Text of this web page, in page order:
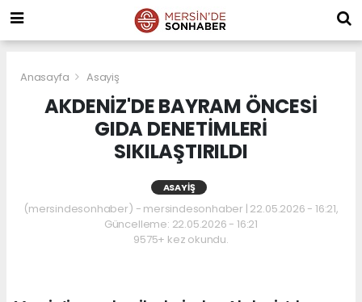
Anasayfa Asayiş
AKDENİZ'DE BAYRAM ÖNCESİ
GIDA DENETİMLERİ
SIKILAŞTIRILDI
ASAYIŞ
(mersindesonhaber) - mersindesonhaber | 22.05.2026 - 16:21,
Güncelleme: 22.05.2026 - 16:21
9575+ kez okundu.